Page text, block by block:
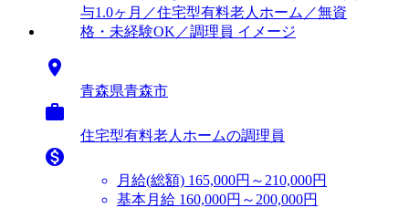

青森県青森市

住宅型有料老人ホームの調理員

月給(総額) 165,000円～210,000円
基本月給 160,000円～200,000円